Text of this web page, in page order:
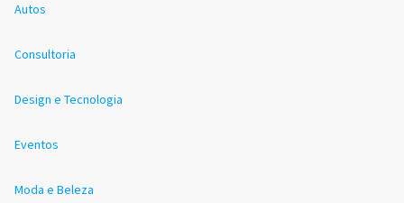
Autos
Consultoria
Design e Tecnologia
Eventos
Moda e Beleza